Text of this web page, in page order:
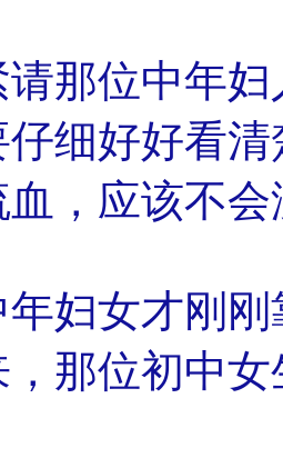
位中年妇
细好好看
，应该不
女才刚刚
那位初中